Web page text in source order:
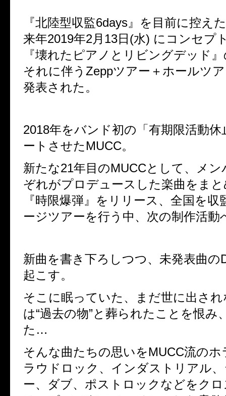
『北陸型収監6days 』を目前に控えた
来年2019年2月 13日 (水) にコンセプ
『壊れたピアノとリビングデッド
それに伴う Zeppツアー＋ホールツ
発表された。
2018年をバンド初の「有期限活動
ートさせた MUCC。
新たな21年目のMUCCとして、メン
ぞれがプロデュースした楽曲をま
『時限爆弾』をリリース、全国を
ージツアーを行う中、次の制作活
新曲を書き下ろしつつ、未発表曲の
起こす。
そこに眠っていた、まだ世に出さ
は“過去の物”と葬られたことを恨み
た…
そんな曲たちの思いをMUCC流のホ
ラウドロック、インダストリアル
ー、ダブ、ポストロックなどをク